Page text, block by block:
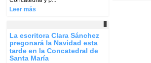
Leer más
La escritora Clara Sánchez
pregonará la Navidad esta
tarde en la Concatedral de
Santa María